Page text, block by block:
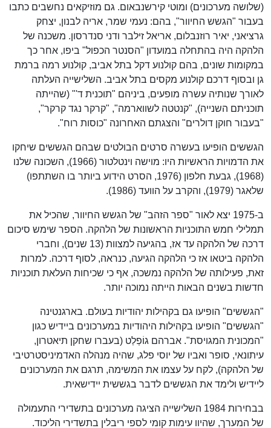
(שלושה מערכונים) ומוטי קירשנבאום. גם מוזיקאים נחשבים כתבו
בעבור "הגשש החיוור", בהם: נעמי שמר, אריה לבנון, יצחק
גרציאני, יאיר רוזנבלום, אריאל זילבר ודני סנדרסון. משכנה של
הלהקה היה בהתחלה במועדון "הסנטר הכפול" ביפו, אחר כך
במקומות שונים, בהם קולנוע דקל בתל אביב, קולנוע רמה ברמת
גן ובסוף דרכם קולנוע מקסים בתל אביב. השלישייה העלתה
לאורך שנותיה עשרה מופעים, ביניהם "תוכנית ד'" (שהייתה
תוכניתם השנייה), "קנטטה לשווארמה", "קרקר נגד קרקר",
"בעבור חוקן דולרים" והצגתם האחרונה "כוסות רוח".
הגששים הופיעו בעשרה סרטים הבולטים שבהם הגששים שיחקו
את הדמויות הראשיות היו: מוישה וינטלטור (1966), השכונה שלנו
(1968), גבעת חלפון (1976, הסרט הידוע ביותר בו השתתפו)
שלאגר (1979), והקרב על הוועד (1986).
ב-1975 יצא לאור "ספר הזהב" של הגשש החיוור, שהכיל את
תמלילי חמש התוכניות הראשונות של הלהקה. הספר שימש סיכום
דרכה של הלהקה עד אז, בהגיעה למצוות (13 שנים), וחברי
הלהקה ביטאו אז כי הלהקה הגיעה, כנראה, לסוף דרכה. למרות
זאת, פעילותה של הלהקה נמשכה, אף כי שכיחות העלאת תוכניות
חדשות בשנים הבאות הייתה נמוכה יותר.
"הגששים" הופיעו גם בקהילות יהודיות בעולם. בארגנטינה
"הגששים" הופיעו בקהילות היהודיות במערכונים ביידיש כגון
"המכונית המגויסת". אברהם גוֹפְלַט (בעברו שחקן תיאטרון,
עיתונאי, סופר ואביו של יוסי פלג, שהיה מנהלה האדמיניסטרטיבי
של הלהקה), לקח על עצמו את המשימה, תרגם את המערכונים
ליידיש ולימד את הגששים לדבר בגששית יידישאית.
בבחירות 1984 השלישייה הציגה מערכונים בתשדירי התעמולה
של המערך, שהיוו עימות קומי לספי ריבלין בתשדירי הליכוד.